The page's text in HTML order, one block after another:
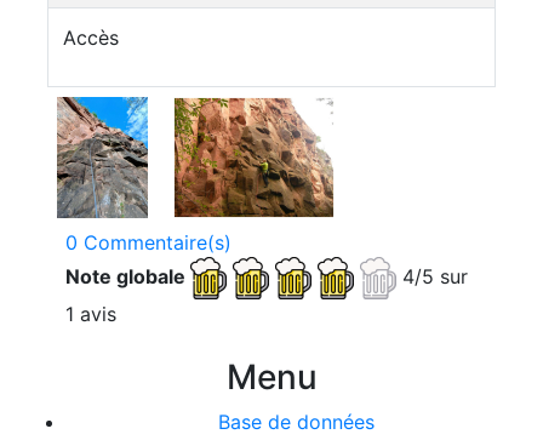
Accès
0 Commentaire(s)
Note globale
4/5 sur
1 avis
Menu
Base de données